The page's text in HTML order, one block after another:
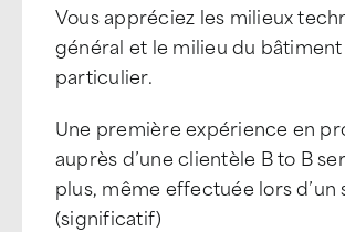
Vous appréciez les milieux
général et le milieu du
particulier.
Une première expérience en
auprès d’une clientèle B to B
plus, même effectuée lors d’un
(significatif)